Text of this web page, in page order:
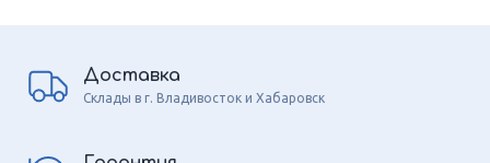
Доставка
Склады в г. Владивосток и Хабаровск